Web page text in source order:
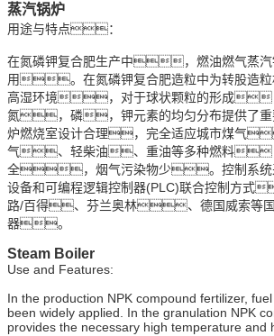
蒸汽锅炉
用途与特点：
在氮磷钾复合肥生产中，燃油燃气蒸汽
用。在氮磷钾复合肥造粒中为转股造粒
高湿环境，对于球状颗粒的形成
氮，磷，钾元素的均匀分布提供了
炉燃烧室设计合理，完全适应城市煤气
气、轻柴油、重油等多种燃料
全，烟气污染物少。控制系统
设备和可编程逻辑控制器(PLC)联合控制方式
路/百得、芬兰奥林、德国威索等国
器。
Steam Boiler
Use and Features:
In the production NPK compound fertilizer,
been widely applied. In the granulation NPK
provides the necessary high temperature and